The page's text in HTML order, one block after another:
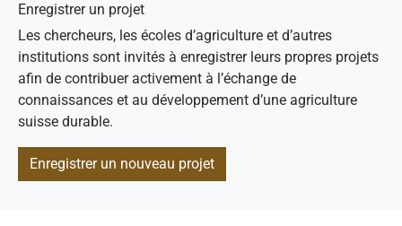
Enregistrer un projet
Les chercheurs, les écoles d’agriculture et d’autres
institutions sont invités à enregistrer leurs propres projets
afin de contribuer activement à l’échange de
connaissances et au développement d’une agriculture
suisse durable.
Enregistrer un nouveau projet